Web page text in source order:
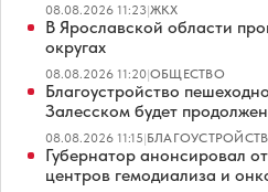
08.08.2026 11:23|ЖКХ
В Ярославской области
округах
08.08.2026 11:20|ОБЩЕСТВО
Благоустройство
Залесском будет
08.08.2026 11:15|
Губернатор анонсировал
центров гемодиализа и